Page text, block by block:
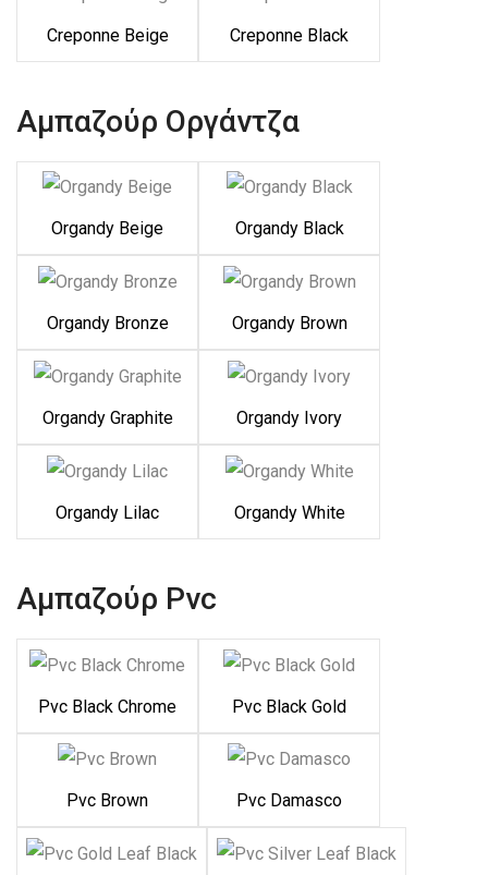
Creponne Beige Creponne Black
Αμπαζούρ Οργάντζα
Organdy Beige Organdy Black
Organdy Bronze Organdy Brown
Organdy Graphite Organdy Ivory
Organdy Lilac Organdy White
Αμπαζούρ Pvc
Pvc Black Chrome Pvc Black Gold
Pvc Brown Pvc Damasco